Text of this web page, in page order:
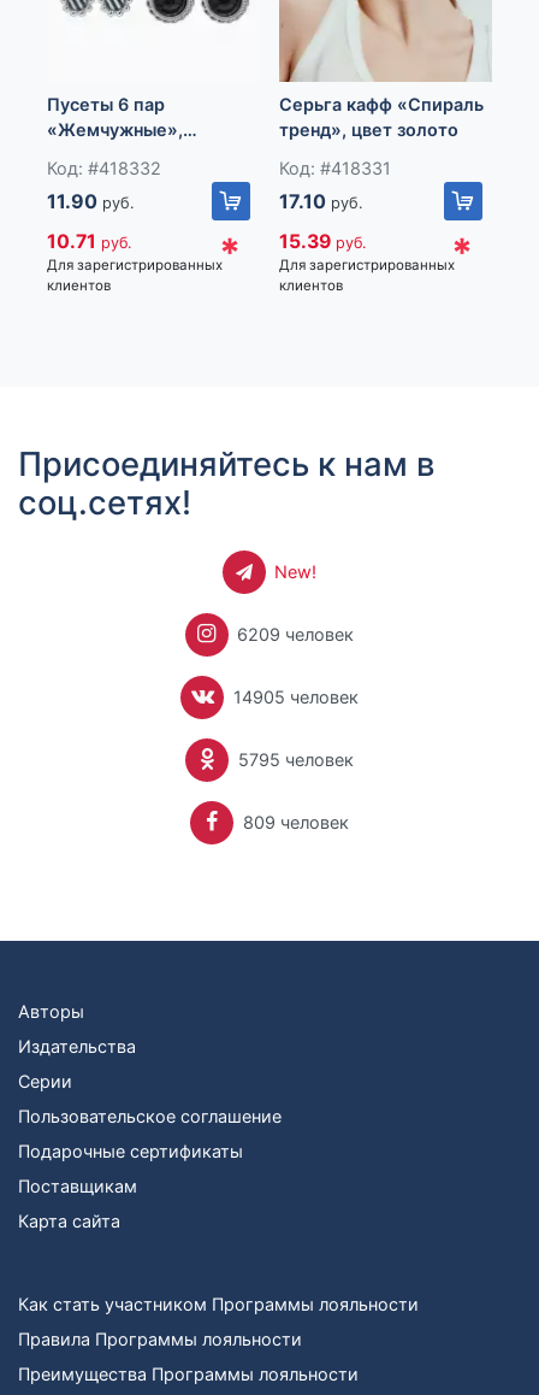
Пусеты 6 пар
«Жемчужные»,
серебре
Код: #418332
11.90 руб.
10.71 руб.
Для зарегистрированных
клиентов
*
Серьга кафф «Спираль
тренд», цвет золото
Код: #418331
17.10 руб.
15.39 руб.
Для зарегистрированных
клиентов
*
Присоединяйтесь к нам в
соц.сетях!
New!
6209 человек
14905 человек
5795 человек
809 человек
Авторы
Издательства
Серии
Пользовательское соглашение
Подарочные сертификаты
Поставщикам
Карта сайта
Как стать участником Программы лояльности
Правила Программы лояльности
Преимущества Программы лояльности